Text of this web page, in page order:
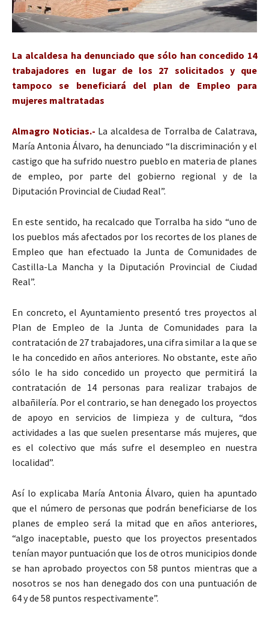
La alcaldesa ha denunciado que sólo han concedido 14
trabajadores en lugar de los 27 solicitados y que
tampoco se beneficiará del plan de Empleo para
mujeres maltratadas
Almagro Noticias.- La alcaldesa de Torralba de Calatrava,
María Antonia Álvaro, ha denunciado “la discriminación y el
castigo que ha sufrido nuestro pueblo en materia de planes
de empleo, por parte del gobierno regional y de la
Diputación Provincial de Ciudad Real”.
En este sentido, ha recalcado que Torralba ha sido “uno de
los pueblos más afectados por los recortes de los planes de
Empleo que han efectuado la Junta de Comunidades de
Castilla-La Mancha y la Diputación Provincial de Ciudad
Real”.
En concreto, el Ayuntamiento presentó tres proyectos al
Plan de Empleo de la Junta de Comunidades para la
contratación de 27 trabajadores, una cifra similar a la que se
le ha concedido en años anteriores. No obstante, este año
sólo le ha sido concedido un proyecto que permitirá la
contratación de 14 personas para realizar trabajos de
albañilería. Por el contrario, se han denegado los proyectos
de apoyo en servicios de limpieza y de cultura, “dos
actividades a las que suelen presentarse más mujeres, que
es el colectivo que más sufre el desempleo en nuestra
localidad”.
Así lo explicaba María Antonia Álvaro, quien ha apuntado
que el número de personas que podrán beneficiarse de los
planes de empleo será la mitad que en años anteriores,
“algo inaceptable, puesto que los proyectos presentados
tenían mayor puntuación que los de otros municipios donde
se han aprobado proyectos con 58 puntos mientras que a
nosotros se nos han denegado dos con una puntuación de
64 y de 58 puntos respectivamente”.